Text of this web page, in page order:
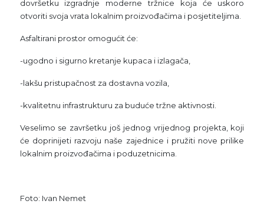
dovršetku izgradnje moderne tržnice koja će uskoro
otvoriti svoja vrata lokalnim proizvođačima i posjetiteljima.
Asfaltirani prostor omogućit će:
-ugodno i sigurno kretanje kupaca i izlagača,
-lakšu pristupačnost za dostavna vozila,
-kvalitetnu infrastrukturu za buduće tržne aktivnosti.
Veselimo se završetku još jednog vrijednog projekta, koji
će doprinijeti razvoju naše zajednice i pružiti nove prilike
lokalnim proizvođačima i poduzetnicima.
Foto: Ivan Nemet